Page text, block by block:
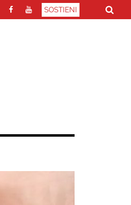
SOSTIENI